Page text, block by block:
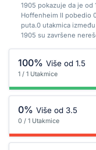
1905 pokazuje da je od
Hoffenheim II pobedio
puta.0 utakmica
1905 su završene
100% Više od 1.5
1 / 1 Utakmice
0% Više od 3.5
0 / 1 Utakmice